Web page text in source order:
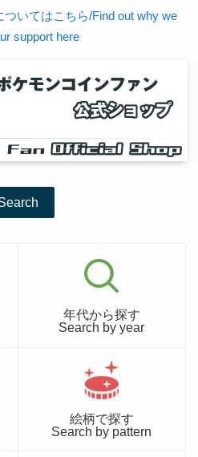
いてはこちら/Find out why we
support here
年代から探す
Search by year
絵柄で探す
Search by pattern